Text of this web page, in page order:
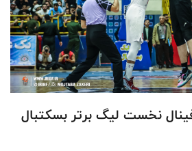
نخست لیگ برتر بسکتبال